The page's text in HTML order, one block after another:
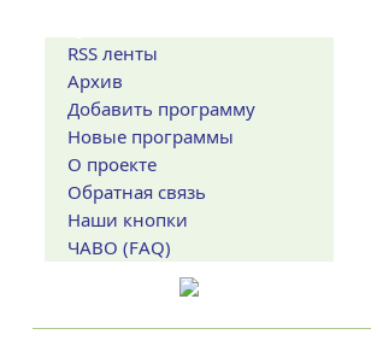
RSS ленты
Архив
Добавить программу
Новые программы
О проекте
Обратная связь
Наши кнопки
ЧАВО (FAQ)